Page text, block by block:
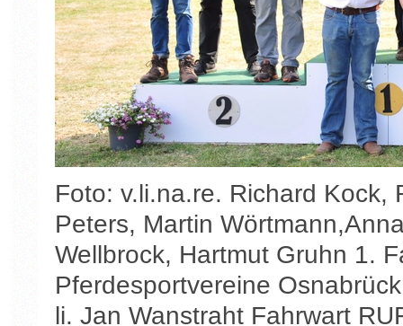
Foto: v.li.na.re. Richard Kock,
Peters, Martin
Wellbrock, Hartmut Gruhn 1.
Pferdesportvereine
li. Jan Wanstraht Fahrwart